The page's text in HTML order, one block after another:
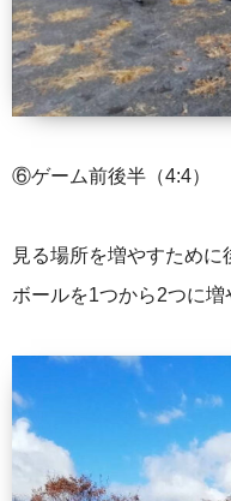
⑥ゲーム前後半（4:4）
見る場所を増やすために
ボールを1つから2つに増